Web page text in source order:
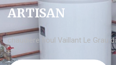
ARTISAN
chaudière fioul Vaillant Le Grau